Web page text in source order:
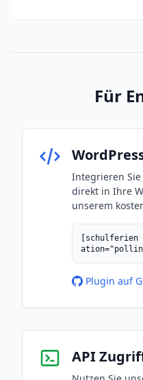
Für
Integrieren
direkt in Ihre
unserem
Plugin auf
API